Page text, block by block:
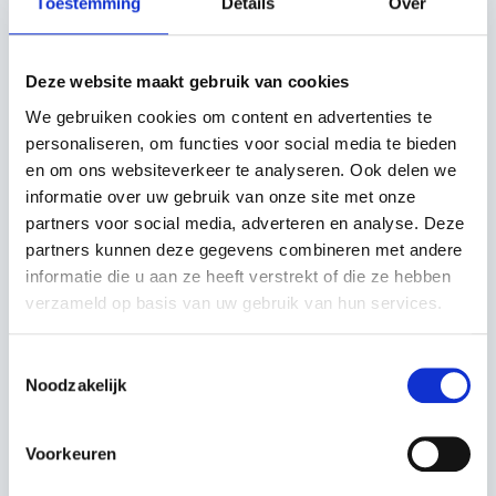
Deze website maakt gebruik van cookies
We gebruiken cookies om content en advertenties te
personaliseren, om functies voor social media te bieden
en om ons websiteverkeer te analyseren. Ook delen we
informatie over uw gebruik van onze site met onze
partners voor social media, adverteren en analyse. Deze
partners kunnen deze gegevens combineren met andere
informatie die u aan ze heeft verstrekt of die ze hebben
verzameld op basis van uw gebruik van hun services.
Noodzakelijk
Voorkeuren
✅Afneembare steel– Gemakkelijk te vervoeren, op te
✅Laag geluidsniveau– Ontworpen om stiller te werken,
ideaal voor woonwijken en langdurige werkzaamheden.
TECHNISCHE SPECIFICATIES:
Motorvermogen:0,8 pk
Cilinderinhoud:21,7 cm³
Maximaal toerental:7.800 tpm
Brandstoftankinhoud:0,3 liter
Gewicht (excl. snijuitrusting):4,8 kg
Geluidsvermogensniveau:
3,5 m/s²